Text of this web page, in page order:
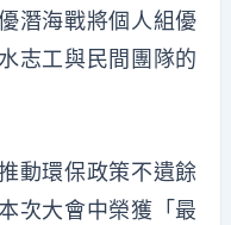
潛海戰將個人組優
志工與民間團隊的
動環保政策不遺餘
次大會中榮獲「最